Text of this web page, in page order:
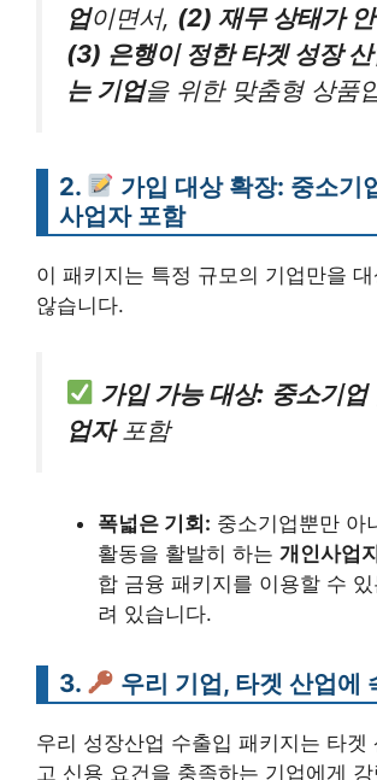
업이면서, (2) 재무 상태가
(3) 은행이 정한 타겟 성장
는 기업을 위한 맞춤형 상품
2.
가입 대상 확장: 중소기
사업자 포함
이 패키지는 특정 규모의 기업만을
않습니다.
가입 가능 대상: 중소기업
업자포함
폭넓은 기회: 중소기업뿐만 아
활동을 활발히 하는 개인사업
합 금융 패키지를 이용할 수
려 있습니다.
3. 우리 기업, 타겟 산업에
우리 성장산업 수출입 패키지는 타겟
고 신용 요건을 충족하는 기업에게